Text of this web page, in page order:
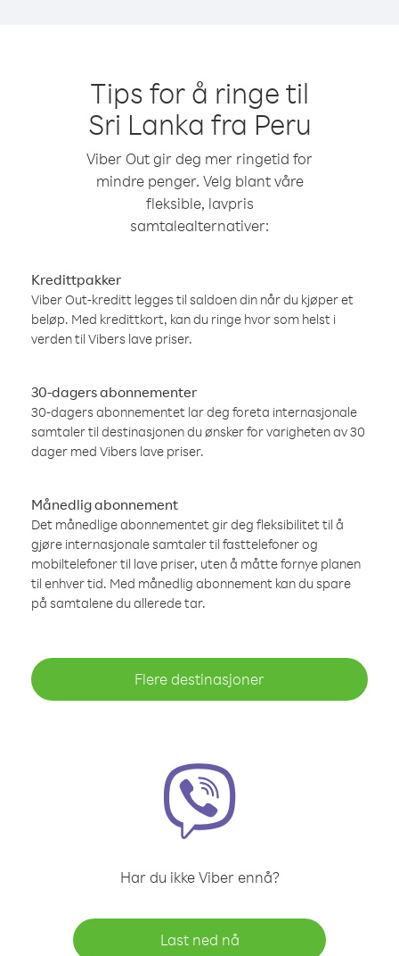
Tips for å ringe til
Sri Lanka fra Peru
Viber Out gir deg mer ringetid for
mindre penger. Velg blant våre
fleksible, lavpris
samtalealternativer:
Kredittpakker
Viber Out-kreditt legges til saldoen din når du kjøper et
beløp. Med kredittkort, kan du ringe hvor som helst i
verden til Vibers lave priser.
30-dagers abonnementer
30-dagers abonnementet lar deg foreta internasjonale
samtaler til destinasjonen du ønsker for varigheten av 30
dager med Vibers lave priser.
Månedlig abonnement
Det månedlige abonnementet gir deg fleksibilitet til å
gjøre internasjonale samtaler til fasttelefoner og
mobiltelefoner til lave priser, uten å måtte fornye planen
til enhver tid. Med månedlig abonnement kan du spare
på samtalene du allerede tar.
Flere destinasjoner
Har du ikke Viber ennå?
Last ned nå